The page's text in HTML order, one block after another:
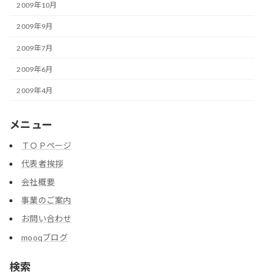
2009年10月
2009年9月
2009年7月
2009年6月
2009年4月
メニュー
ＴＯＰページ
代表者挨拶
会社概要
事業のご案内
お問い合わせ
mooqブログ
検索